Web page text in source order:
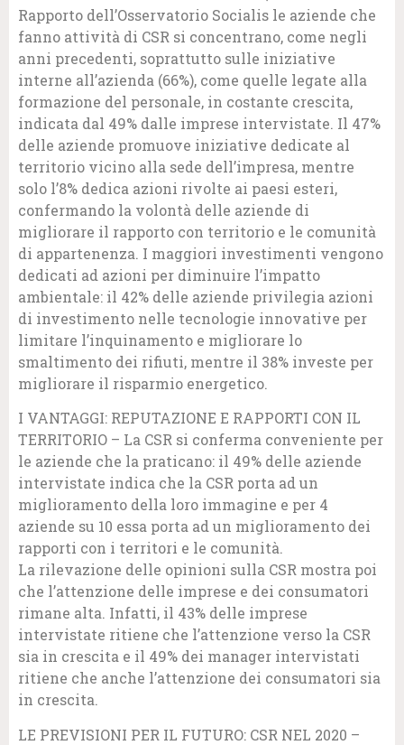
Rapporto dell’Osservatorio Socialis le aziende che
fanno attività di CSR si concentrano, come negli
anni precedenti, soprattutto sulle iniziative
interne all’azienda (66%), come quelle legate alla
formazione del personale, in costante crescita,
indicata dal 49% dalle imprese intervistate. Il 47%
delle aziende promuove iniziative dedicate al
territorio vicino alla sede dell’impresa, mentre
solo l’8% dedica azioni rivolte ai paesi esteri,
confermando la volontà delle aziende di
migliorare il rapporto con territorio e le comunità
di appartenenza. I maggiori investimenti vengono
dedicati ad azioni per diminuire l’impatto
ambientale: il 42% delle aziende privilegia azioni
di investimento nelle tecnologie innovative per
limitare l’inquinamento e migliorare lo
smaltimento dei rifiuti, mentre il 38% investe per
migliorare il risparmio energetico.
I VANTAGGI: REPUTAZIONE E RAPPORTI CON IL
TERRITORIO – La CSR si conferma conveniente per
le aziende che la praticano: il 49% delle aziende
intervistate indica che la CSR porta ad un
miglioramento della loro immagine e per 4
aziende su 10 essa porta ad un miglioramento dei
rapporti con i territori e le comunità.
La rilevazione delle opinioni sulla CSR mostra poi
che l’attenzione delle imprese e dei consumatori
rimane alta. Infatti, il 43% delle imprese
intervistate ritiene che l’attenzione verso la CSR
sia in crescita e il 49% dei manager intervistati
ritiene che anche l’attenzione dei consumatori sia
in crescita.
LE PREVISIONI PER IL FUTURO: CSR NEL 2020 –